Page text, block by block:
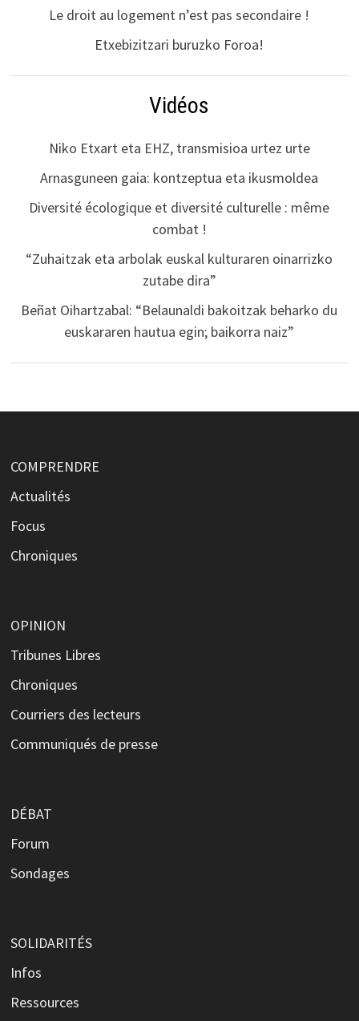
Le droit au logement n’est pas secondaire !
Etxebizitzari buruzko Foroa!
Vidéos
Niko Etxart eta EHZ, transmisioa urtez urte
Arnasguneen gaia: kontzeptua eta ikusmoldea
Diversité écologique et diversité culturelle : même
combat !
“Zuhaitzak eta arbolak euskal kulturaren oinarrizko
zutabe dira”
Beñat Oihartzabal: “Belaunaldi bakoitzak beharko du
euskararen hautua egin; baikorra naiz”
COMPRENDRE
Actualités
Focus
Chroniques
OPINION
Tribunes Libres
Chroniques
Courriers des lecteurs
Communiqués de presse
DÉBAT
Forum
Sondages
SOLIDARITÉS
Infos
Ressources